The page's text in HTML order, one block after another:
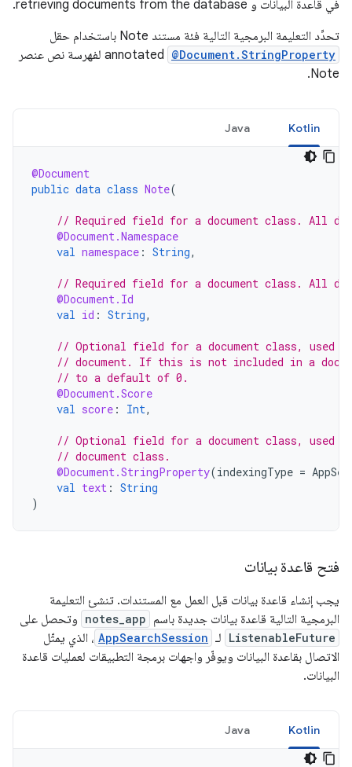
في قاعدة البيانات و retrieving documents from the database.
تحدِّد التعليمة البرمجية التالية فئة مستند Note باستخدام حقل
@Document.StringProperty
annotated لفهرسة نص عنصر
Note.
Kotlin
Java
@Document
public data class Note(
// Required field for a document class. All
@Document.Namespace
val namespace : String,
// Required field for a document class. All
@Document.Id
val id : String,
// Optional field for a document class, used
// document. If this is not included in a
// to a default of 0.
@Document.Score
val score : Int,
// Optional field for a document class, used
// document class.
@Document.StringProperty(indexingType =
val text : String
)
فتح قاعدة بيانات
يجب إنشاء قاعدة بيانات قبل العمل مع المستندات. تنشئ التعليمة
البرمجية التالية قاعدة بيانات جديدة باسم notes_app وتحصل على
ListenableFuture لـ AppSearchSession ، الذي يمثّل
الاتصال بقاعدة البيانات ويوفّر واجهات برمجة التطبيقات لعمليات قاعدة
البيانات.
Kotlin
Java